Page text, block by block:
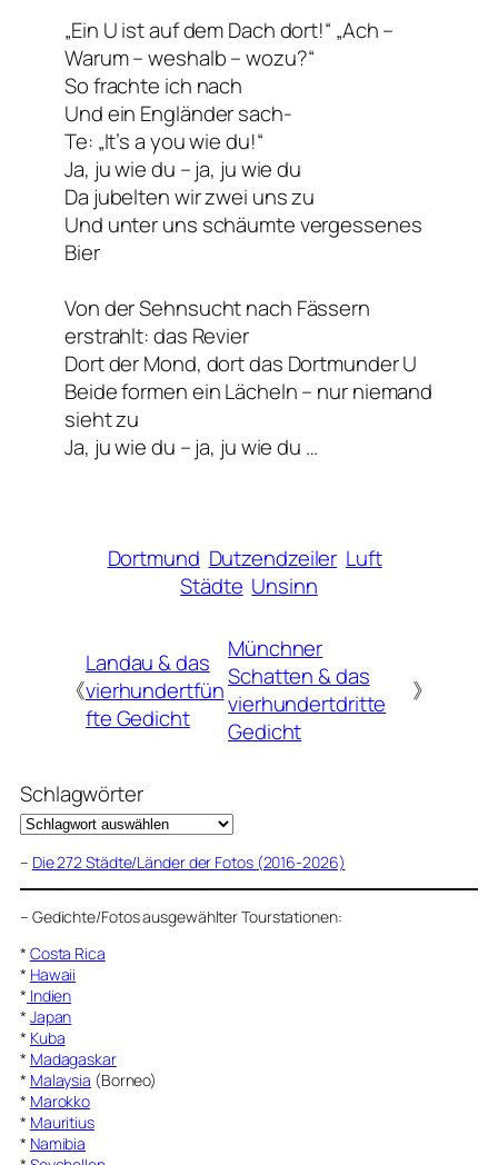
„Ein U ist auf dem Dach dort!“ „Ach –
Warum – weshalb – wozu?“
So frachte ich nach
Und ein Engländer sach-
Te: „It’s a you wie du!“
Ja, ju wie du – ja, ju wie du
Da jubelten wir zwei uns zu
Und unter uns schäumte vergessenes
Bier
Von der Sehnsucht nach Fässern
erstrahlt: das Revier
Dort der Mond, dort das Dortmunder U
Beide formen ein Lächeln – nur niemand
sieht zu
Ja, ju wie du – ja, ju wie du …
Dortmund Dutzendzeiler Luft
Städte Unsinn
《
Landau & das
vierhundertfün
fte Gedicht
Münchner
Schatten & das
vierhundertdritte
Gedicht
》
Schlagwörter
– Die 272 Städte/Länder der Fotos (2016-2026)
– Gedichte/Fotos ausgewählter Tourstationen:
* Costa Rica
* Hawaii
* Indien
* Japan
* Kuba
* Madagaskar
* Malaysia (Borneo)
* Marokko
* Mauritius
* Namibia